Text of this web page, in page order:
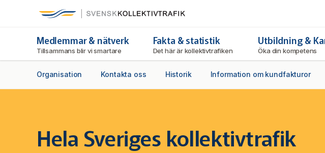
Hoppa
Medlemmar & nätverk
Tillsammans blir vi smartare
Fakta & statistik
Det här är kollektivtrafiken
Utbildning &
Öka din kompetens
Organisation Kontakta oss Historik Information om kundfakturor
Hela Sveriges kollektivtrafik